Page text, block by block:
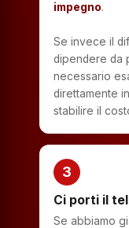
impegno.
Se invece il
dipendere da
necessario
direttamente
stabilire il
3
Ci porti il
Se abbiamo